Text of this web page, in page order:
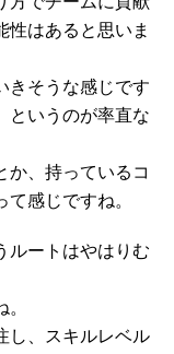
性はあると思いま
きそうな感じです
というのが率直な
、持っているコ
感じですね。
ルートはやはりむ
し、スキルレベル